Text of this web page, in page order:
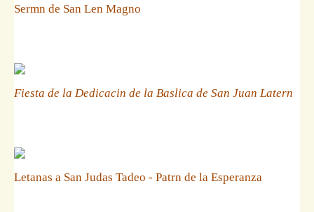
Sermn de San Len Magno
Fiesta de la Dedicacin de la Baslica de San Juan Latern
Letanas a San Judas Tadeo - Patrn de la Esperanza